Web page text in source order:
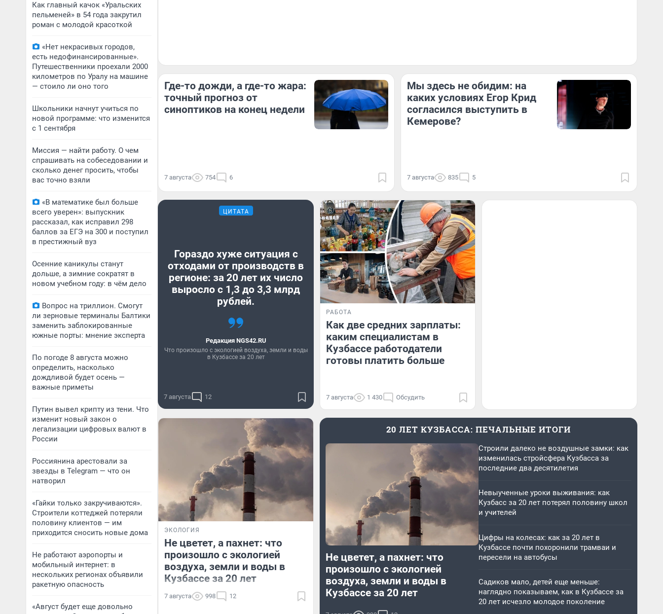
Как главный качок «Уральских
пельменей» в 54 года закрутил
роман с молодой красоткой
«Нет некрасивых городов,
есть недофинансированные».
Путешественники проехали 2000
километров по Уралу на машине
— стоило ли оно того
Школьники начнут учиться по
новой программе: что изменится
с 1 сентября
Миссия — найти работу. О чем
спрашивать на собеседовании и
сколько денег просить, чтобы
вас точно взяли
«В математике был больше
всего уверен»: выпускник
рассказал, как исправил 298
баллов за ЕГЭ на 300 и поступил
в престижный вуз
Осенние каникулы станут
дольше, а зимние сократят в
новом учебном году: в чём дело
Вопрос на триллион. Смогут
ли зерновые терминалы Балтики
заменить заблокированные
южные порты: мнение эксперта
По погоде 8 августа можно
определить, насколько
дождливой будет осень —
важные приметы
Путин вывел крипту из тени. Что
изменит новый закон о
легализации цифровых валют в
России
Россиянина арестовали за
звезды в Telegram — что он
натворил
«Гайки только закручиваются».
Строители коттеджей потеряли
половину клиентов — им
приходится сносить новые дома
Не работают аэропорты и
мобильный интернет: в
нескольких регионах объявили
ракетную опасность
«Август будет еще довольно
Где-то дожди, а где-то жара:
точный прогноз от
синоптиков на конец недели
7 августа 754 6
Мы здесь не обидим: на
каких условиях Егор Крид
согласился выступить в
Кемерове?
7 августа 835 5
ЦИТАТА
Гораздо хуже ситуация с
отходами от производств в
регионе: за 20 лет их число
выросло с 1,3 до 3,3 млрд
рублей.
Редакция NGS42.RU
Что произошло с экологией воздуха, земли и воды
в Кузбассе за 20 лет
7 августа 12
РАБОТА
Как две средних зарплаты:
каким специалистам в
Кузбассе работодатели
готовы платить больше
7 августа 1 430 Обсудить
ЭКОЛОГИЯ
Не цветет, а пахнет: что
произошло с экологией
воздуха, земли и воды в
Кузбассе за 20 лет
7 августа 998 12
20 ЛЕТ КУЗБАССА: ПЕЧАЛЬНЫЕ ИТОГИ
Не цветет, а пахнет: что
произошло с экологией
воздуха, земли и воды в
Кузбассе за 20 лет
Строили далеко не воздушные замки: как
изменилась стройсфера Кузбасса за
последние два десятилетия
Невыученные уроки выживания: как
Кузбасс за 20 лет потерял половину школ
и учителей
Цифры на колесах: как за 20 лет в
Кузбассе почти похоронили трамваи и
пересели на автобусы
Садиков мало, детей еще меньше:
наглядно показываем, как в Кузбассе за
20 лет исчезло молодое поколение